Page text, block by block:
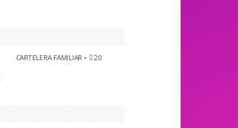
CARTELERA FAMILIAR • 20